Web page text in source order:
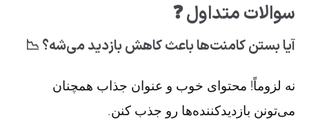
سوالات متداول ❓
آیا بستن کامنت‌ها باعث کاهش بازدید می‌شه؟ 📉
نه لزوماً! محتوای خوب و عنوان جذاب همچنان
می‌تونن بازدیدکننده‌ها رو جذب کنن.